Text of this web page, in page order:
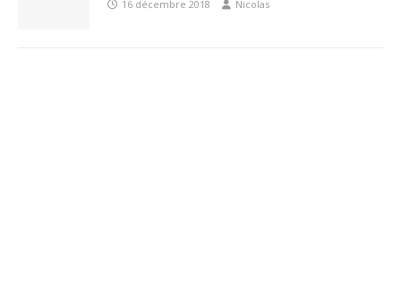
16 décembre 2018 Nicolas